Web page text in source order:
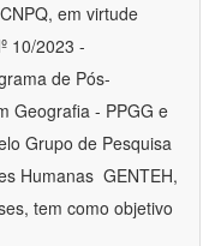
em virtude
10/2023 -
de Pós-
Geografia - PPGG e
Grupo de Pesquisa
Humanas  GENTEH,
tem como objetivo